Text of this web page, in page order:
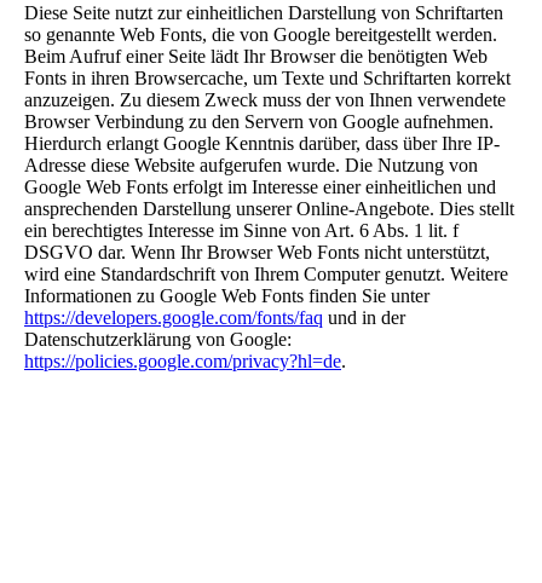
Diese Seite nutzt zur einheitlichen Darstellung von Schriftarten
so genannte Web Fonts, die von Google bereitgestellt werden.
Beim Aufruf einer Seite lädt Ihr Browser die benötigten Web
Fonts in ihren Browsercache, um Texte und Schriftarten korrekt
anzuzeigen. Zu diesem Zweck muss der von Ihnen verwendete
Browser Verbindung zu den Servern von Google aufnehmen.
Hierdurch erlangt Google Kenntnis darüber, dass über Ihre IP-
Adresse diese Website aufgerufen wurde. Die Nutzung von
Google Web Fonts erfolgt im Interesse einer einheitlichen und
ansprechenden Darstellung unserer Online-Angebote. Dies stellt
ein berechtigtes Interesse im Sinne von Art. 6 Abs. 1 lit. f
DSGVO dar. Wenn Ihr Browser Web Fonts nicht unterstützt,
wird eine Standardschrift von Ihrem Computer genutzt. Weitere
Informationen zu Google Web Fonts finden Sie unter
https://developers.google.com/fonts/faq und in der
Datenschutzerklärung von Google:
https://policies.google.com/privacy?hl=de.